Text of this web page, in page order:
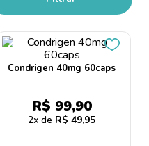
Condrigen 40mg 60caps
R$ 99,90
2 R$ 49,95